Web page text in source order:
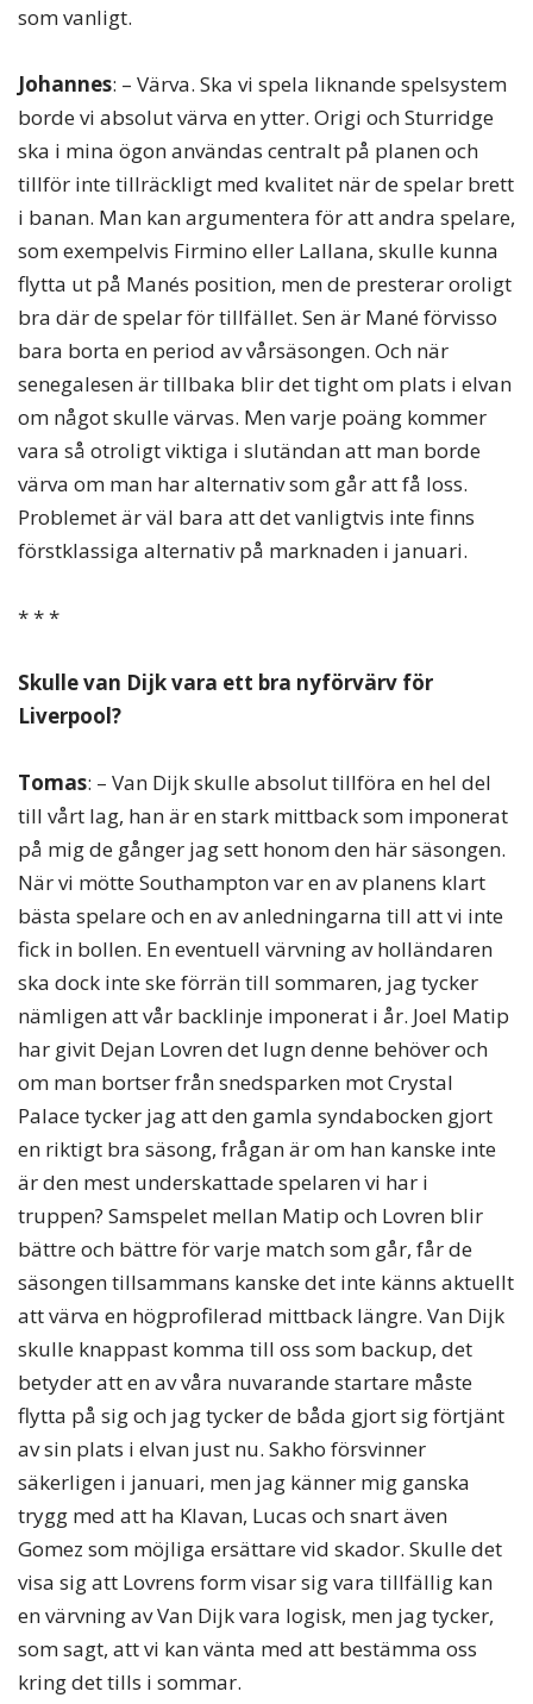
som vanligt.
Johannes: – Värva. Ska vi spela liknande spelsystem
borde vi absolut värva en ytter. Origi och Sturridge
ska i mina ögon användas centralt på planen och
tillför inte tillräckligt med kvalitet när de spelar brett
i banan. Man kan argumentera för att andra spelare,
som exempelvis Firmino eller Lallana, skulle kunna
flytta ut på Manés position, men de presterar oroligt
bra där de spelar för tillfället. Sen är Mané förvisso
bara borta en period av vårsäsongen. Och när
senegalesen är tillbaka blir det tight om plats i elvan
om något skulle värvas. Men varje poäng kommer
vara så otroligt viktiga i slutändan att man borde
värva om man har alternativ som går att få loss.
Problemet är väl bara att det vanligtvis inte finns
förstklassiga alternativ på marknaden i januari.
* * *
Skulle van Dijk vara ett bra nyförvärv för
Liverpool?
Tomas: – Van Dijk skulle absolut tillföra en hel del
till vårt lag, han är en stark mittback som imponerat
på mig de gånger jag sett honom den här säsongen.
När vi mötte Southampton var en av planens klart
bästa spelare och en av anledningarna till att vi inte
fick in bollen. En eventuell värvning av holländaren
ska dock inte ske förrän till sommaren, jag tycker
nämligen att vår backlinje imponerat i år. Joel Matip
har givit Dejan Lovren det lugn denne behöver och
om man bortser från snedsparken mot Crystal
Palace tycker jag att den gamla syndabocken gjort
en riktigt bra säsong, frågan är om han kanske inte
är den mest underskattade spelaren vi har i
truppen? Samspelet mellan Matip och Lovren blir
bättre och bättre för varje match som går, får de
säsongen tillsammans kanske det inte känns aktuellt
att värva en högprofilerad mittback längre. Van Dijk
skulle knappast komma till oss som backup, det
betyder att en av våra nuvarande startare måste
flytta på sig och jag tycker de båda gjort sig förtjänt
av sin plats i elvan just nu. Sakho försvinner
säkerligen i januari, men jag känner mig ganska
trygg med att ha Klavan, Lucas och snart även
Gomez som möjliga ersättare vid skador. Skulle det
visa sig att Lovrens form visar sig vara tillfällig kan
en värvning av Van Dijk vara logisk, men jag tycker,
som sagt, att vi kan vänta med att bestämma oss
kring det tills i sommar.